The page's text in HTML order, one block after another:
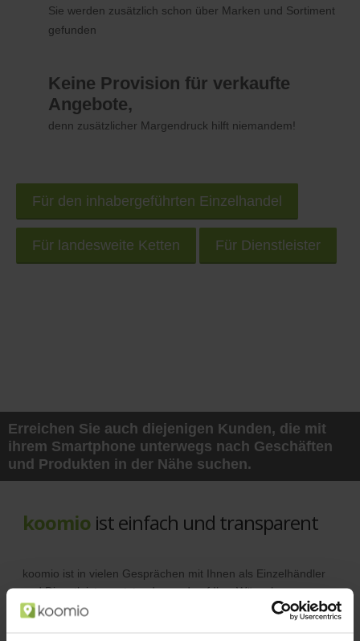
Sie werden zusätzlich schon über Marken und Sortiment
gefunden
Keine Provision für verkaufte
Angebote,
denn zusätzlicher Margendruck hilft niemandem!
Für den inhabergeführten Einzelhandel
Für landesweite Ketten Für Dienstleister
Erreichen Sie auch diejenigen Kunden, die mit
ihrem Smartphone unterwegs nach Geschäften
und Produkten in der Nähe suchen.
koomio ist einfach und transparent
koomio ist in vielen Gesprächen mit Ihnen als Einzelhändler
und Dienstleister entstanden und auf Ihre Wünsche
abgestimmt.